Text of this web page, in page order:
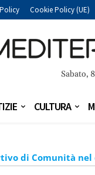
Cookie Policy (UE)
Sabato,
CULTURA
di Comunità